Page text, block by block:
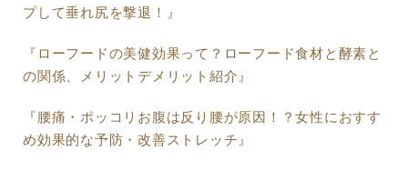
プして垂れ尻を撃退！』
『ローフードの美健効果って？ローフード食材と酵素と
の関係、メリットデメリット紹介』
『腰痛・ポッコリお腹は反り腰が原因！？女性におすす
め効果的な予防・改善ストレッチ』